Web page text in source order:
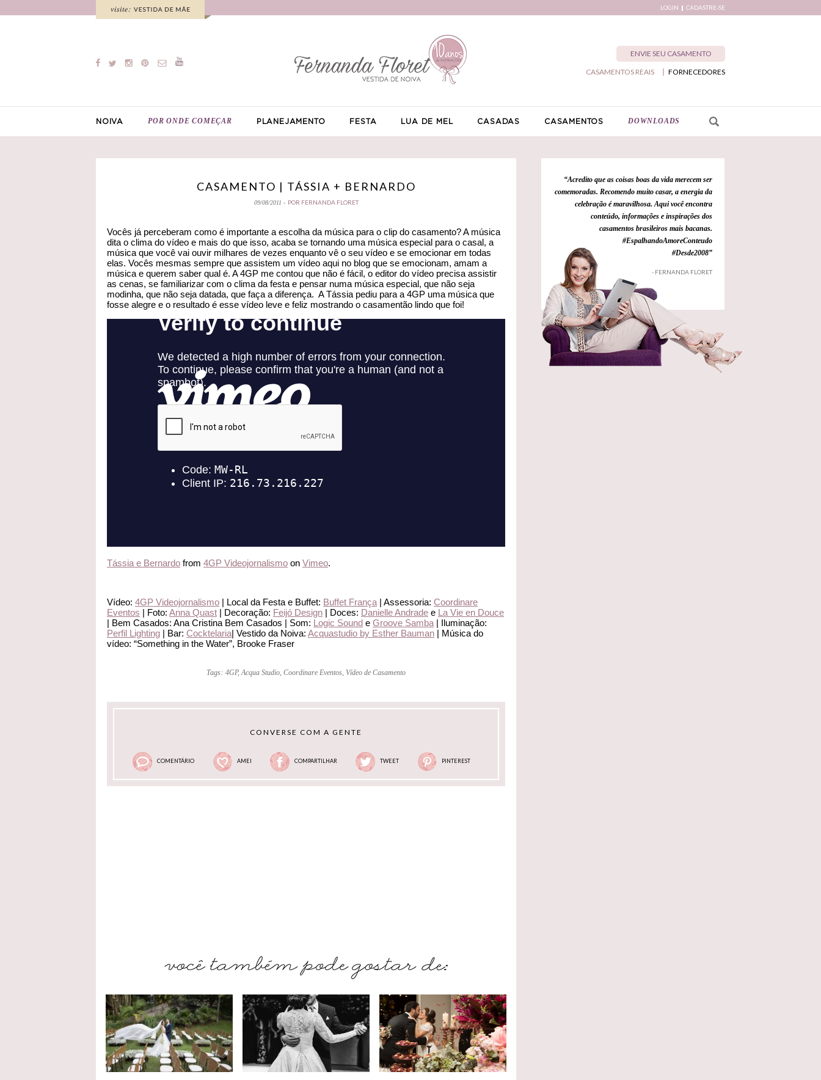
LOGIN CADASTRE-SE
ENVIE SEU CASAMENTO
FORNECEDORES
CASAMENTOS REAIS
NOIVA POR ONDE COMEÇAR PLANEJAMENTO FESTA LUA DE MEL CASADAS CASAMENTOS DOWNLOADS
CASAMENTO | TÁSSIA + BERNARDO
09/08/2011 - POR FERNANDA FLORET
Vocês já perceberam como é importante a escolha da música para o clip do casamento? A música
dita o clima do vídeo e mais do que isso, acaba se tornando uma música especial para o casal, a
música que você vai ouvir milhares de vezes enquanto vê o seu vídeo e se emocionar em todas
elas. Vocês mesmas sempre que assistem um vídeo aqui no blog que se emocionam, amam a
música e querem saber qual é. A 4GP me contou que não é fácil, o editor do vídeo precisa assistir
as cenas, se familiarizar com o clima da festa e pensar numa música especial, que não seja
modinha, que não seja datada, que faça a diferença. A Tássia pediu para a 4GP uma música que
fosse alegre e o resultado é esse vídeo leve e feliz mostrando o casamentão lindo que foi!
Tássia e Bernardo from 4GP Videojornalismo on Vimeo.
Vídeo: 4GP Videojornalismo | Local da Festa e Buffet: Buffet França | Assessoria: Coordinare
Eventos | Foto: Anna Quast | Decoração: Feijó Design | Doces: Danielle Andrade e La Vie en Douce
| Bem Casados: Ana Cristina Bem Casados | Som: Logic Sound e Groove Samba | Iluminação:
Perfil Lighting | Bar: Cocktelaria| Vestido da Noiva: Acquastudio by Esther Bauman | Música do
vídeo: “Something in the Water”, Brooke Fraser
Tags: 4GP,Acqua Studio, Coordinare Eventos, Vídeo de Casamento
CONVERSE COM A GENTE
COMENTÁRIO AMEI COMPARTILHAR TWEET PINTEREST
“Acredito que as coisas boas da vida merecem ser
comemoradas. Recomendo muito casar, a energia da
celebração é maravilhosa. Aqui você encontra
conteúdo, informações e inspirações dos
casamentos brasileiros mais bacanas.
#EspalhandoAmoreConteudo
#Desde2008”
- FERNANDA FLORET